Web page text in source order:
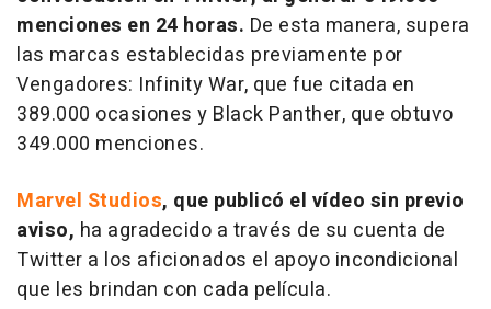
menciones en 24 horas. De esta manera, supera
las marcas establecidas previamente por
Vengadores: Infinity War, que fue citada en
389.000 ocasiones y Black Panther, que obtuvo
349.000 menciones.
Marvel Studios, que publicó el vídeo sin previo
aviso, ha agradecido a través de su cuenta de
Twitter a los aficionados el apoyo incondicional
que les brindan con cada película.